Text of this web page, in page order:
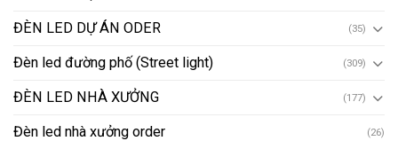
ĐÈN LED DỰ ÁN ODER (35)
Đèn led đường phố (Street light) (309)
ĐÈN LED NHÀ XƯỞNG (177)
Đèn led nhà xưởng order (26)